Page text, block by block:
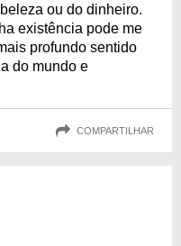
ou do dinheiro.
existência pode me
profundo sentido
do mundo e
COMPARTILHAR